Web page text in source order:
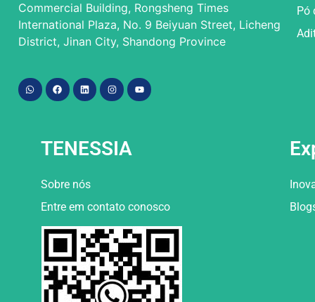
Commercial Building, Rongsheng Times
International Plaza, No. 9 Beiyuan Street, Licheng
District, Jinan City, Shandong Province
Pó
TENESSIA
Sobre nós
Entre em contato conosco